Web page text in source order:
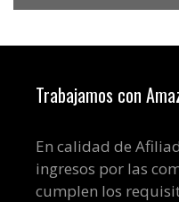
Trabajamos con
En calidad de
ingresos por las
cumplen los